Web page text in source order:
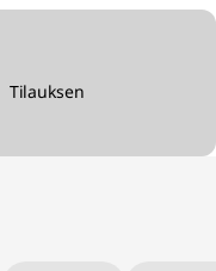
Tilauksen